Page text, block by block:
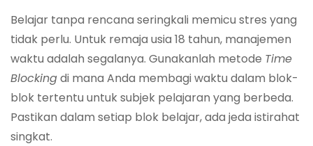
Belajar tanpa rencana seringkali memicu stres yang
tidak perlu. Untuk remaja usia 18 tahun, manajemen
waktu adalah segalanya. Gunakanlah metode Time
Blockingdi mana Anda membagi waktu dalam blok-
blok tertentu untuk subjek pelajaran yang berbeda.
Pastikan dalam setiap blok belajar, ada jeda istirahat
singkat.